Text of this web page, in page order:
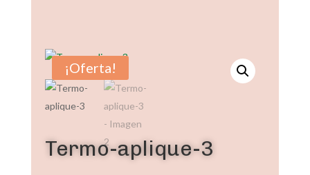
¡Oferta!
Termo-aplique-3